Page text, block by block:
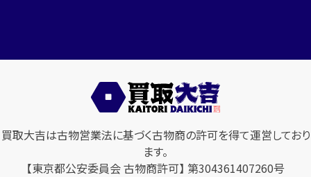
買取大吉は古物営業法に基づく古物商の許可を得て運営しており
ます。
【東京都公安委員会 古物商許可】 第304361407260号